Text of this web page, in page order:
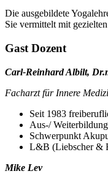
Die ausgebildete
Sie vermittelt mit
Gast Dozent
Carl-Reinhard Albilt,
Facharzt für Innere
Seit 1983
Aus-/
Schwerpunkt
L&B (Liebscher &
Mike Lev